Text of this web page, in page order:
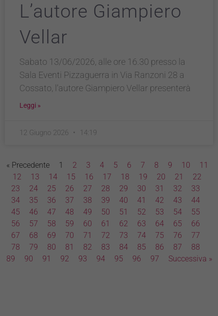
L’autore Giampiero
Vellar
Sabato 13/06/2026, alle ore 16.30 presso la
Sala Eventi Pizzaguerra in Via Ranzoni 28 a
Cossato, l’autore Giampiero Vellar presenterà
Leggi »
12 Giugno 2026 14:19
« Precedente 1 2 3 4 5 6 7 8 9 10
11
12
13 14 15 16 17 18 19 20 21
22
23
24 25 26 27 28 29 30 31 32
33
34
35 36 37 38 39 40 41 42 43
44
45
46 47 48 49 50 51 52 53 54
55
56
57 58 59 60 61 62 63 64 65
66
67
68 69 70 71 72 73 74 75 76
77
78
79 80 81 82 83 84 85 86 87
88
89
90 91 92 93 94 95 96 97 Successiva »